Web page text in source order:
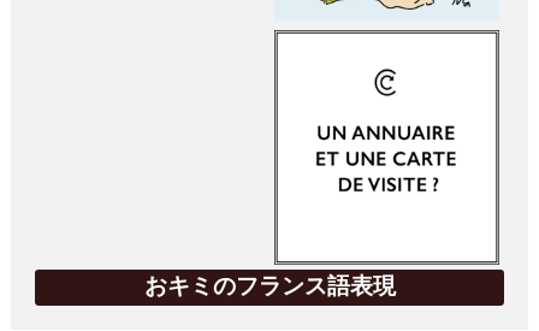
おキミのフランス語表現